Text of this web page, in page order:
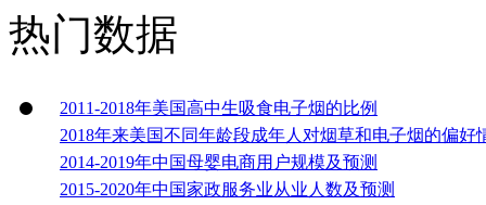
热门数据
2011-2018年美国高中生吸食电子烟的比例
2018年来美国不同年龄段成年人对烟草和电子烟的偏好
2014-2019年中国母婴电商用户规模及预测
2015-2020年中国家政服务业从业人数及预测